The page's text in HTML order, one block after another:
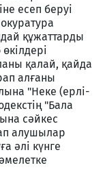
есеп беруі
құжаттарды
қалай, қайда
алғаны
"Неке (ерлі-
"Бала
сәйкес
алушылар
әлі күнге